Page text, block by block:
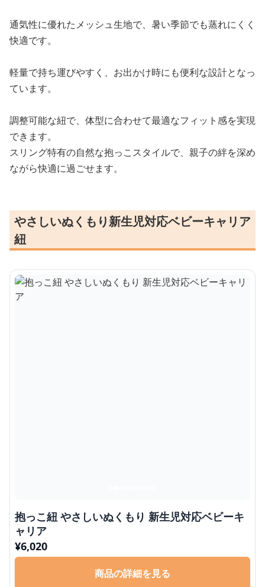
通気性に優れたメッシュ生地で、暑い季節でも蒸れにくく
快適です。
軽量で持ち運びやすく、お出かけ時にも便利な設計となっ
ています。
調整可能な紐で、体型に合わせて最適なフィット感を実現
できます。
スリング特有の自然な抱っこスタイルで、親子の絆を深め
ながら快適に過ごせます。
やさしいぬくもり新生児対応ベビーキャリア
紐
抱っこ紐 やさしいぬくもり 新生児対応ベビーキ
ャリア
¥6,020
商品の詳細を見る